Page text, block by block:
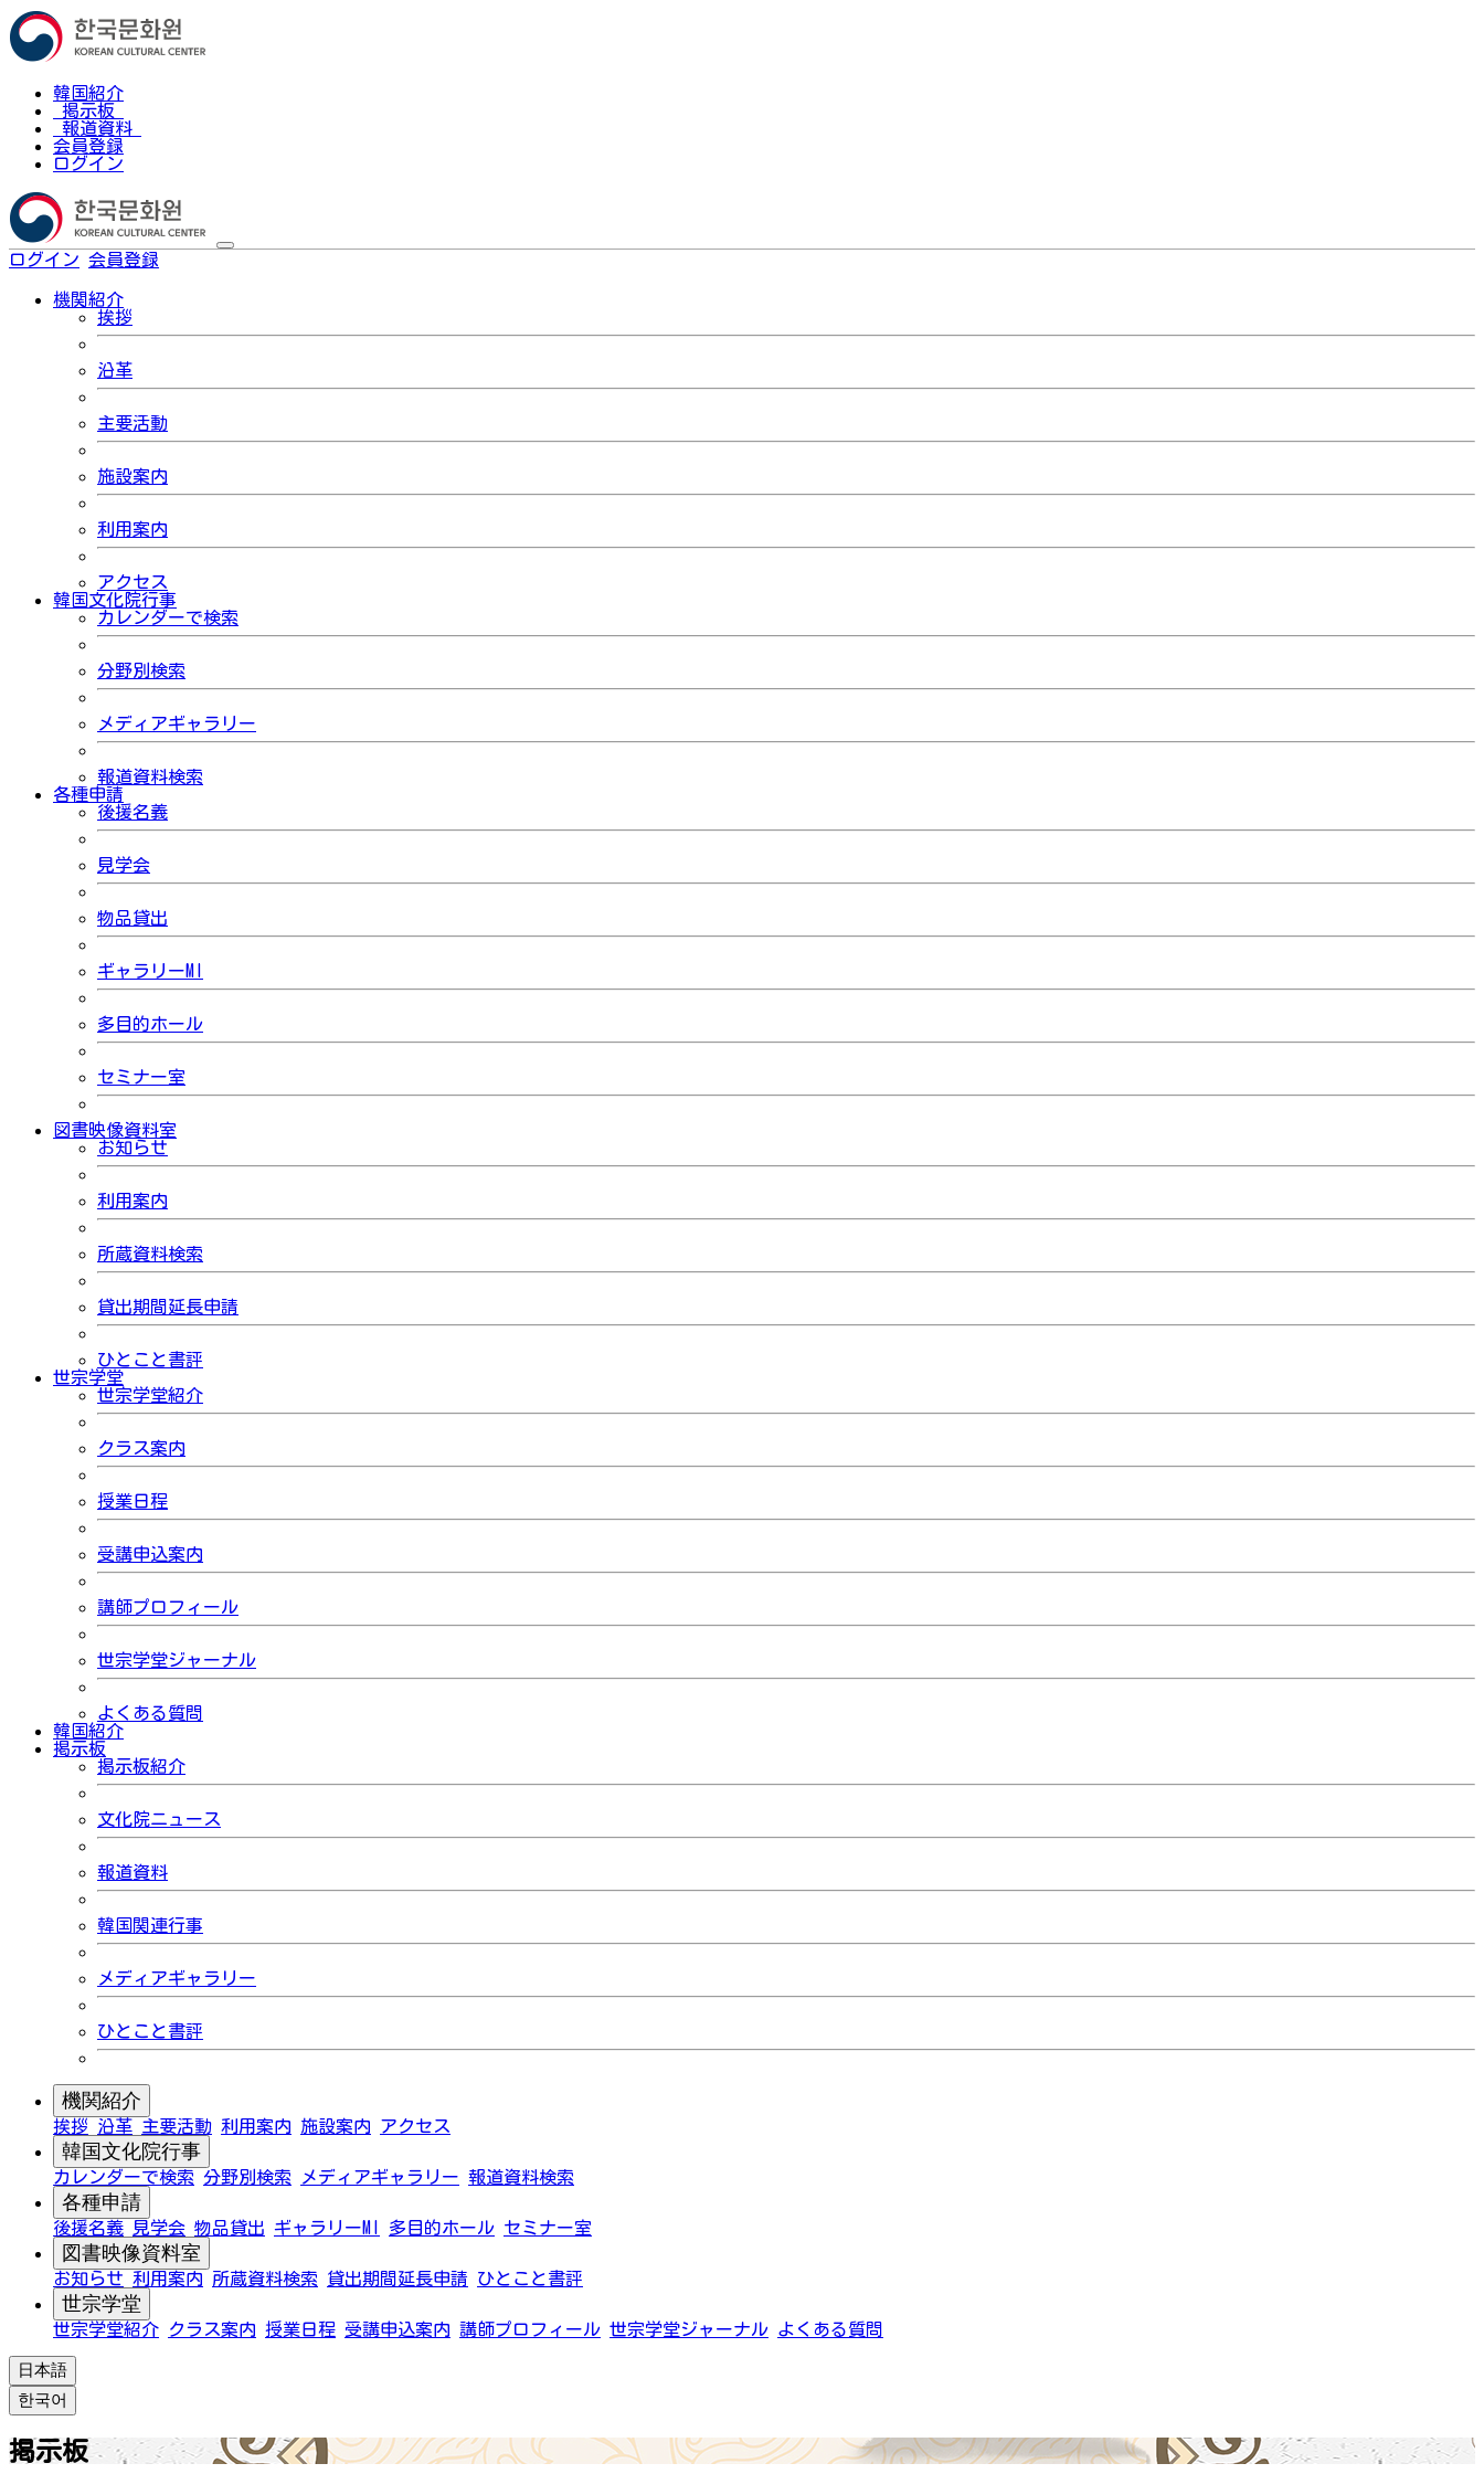
韓国紹介
掲示板
報道資料
会員登録
ログイン
ログイン 会員登録
機関紹介
挨拶
沿革
主要活動
施設案内
利用案内
アクセス
韓国文化院行事
カレンダーで検索
分野別検索
メディアギャラリー
報道資料検索
各種申請
後援名義
見学会
物品貸出
ギャラリーMI
多目的ホール
セミナー室
図書映像資料室
お知らせ
利用案内
所蔵資料検索
貸出期間延長申請
ひとこと書評
世宗学堂
世宗学堂紹介
クラス案内
授業日程
受講申込案内
講師プロフィール
世宗学堂ジャーナル
よくある質問
韓国紹介
掲示板
掲示板紹介
文化院ニュース
報道資料
韓国関連行事
メディアギャラリー
ひとこと書評
機関紹介
挨拶 沿革 主要活動 利用案内 施設案内 アクセス
韓国文化院行事
カレンダーで検索 分野別検索 メディアギャラリー 報道資料検索
各種申請
後援名義 見学会 物品貸出 ギャラリーMI 多目的ホール セミナー室
図書映像資料室
お知らせ 利用案内 所蔵資料検索 貸出期間延長申請 ひとこと書評
世宗学堂
世宗学堂紹介 クラス案内 授業日程 受講申込案内 講師プロフィール 世宗学堂ジャーナル よくある質問
日本語
한국어
掲示板